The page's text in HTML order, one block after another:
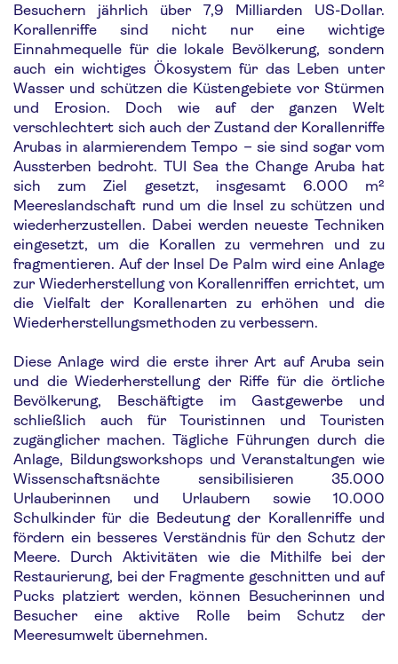
Besuchern jährlich über 7,9 Milliarden US-Dollar.
Korallenriffe sind nicht nur eine wichtige
Einnahmequelle für die lokale Bevölkerung, sondern
auch ein wichtiges Ökosystem für das Leben unter
Wasser und schützen die Küstengebiete vor Stürmen
und Erosion. Doch wie auf der ganzen Welt
verschlechtert sich auch der Zustand der Korallenriffe
Arubas in alarmierendem Tempo – sie sind sogar vom
Aussterben bedroht. TUI Sea the Change Aruba hat
sich zum Ziel gesetzt, insgesamt 6.000 m²
Meereslandschaft rund um die Insel zu schützen und
wiederherzustellen. Dabei werden neueste Techniken
eingesetzt, um die Korallen zu vermehren und zu
fragmentieren. Auf der Insel De Palm wird eine Anlage
zur Wiederherstellung von Korallenriffen errichtet, um
die Vielfalt der Korallenarten zu erhöhen und die
Wiederherstellungsmethoden zu verbessern.
Diese Anlage wird die erste ihrer Art auf Aruba sein
und die Wiederherstellung der Riffe für die örtliche
Bevölkerung, Beschäftigte im Gastgewerbe und
schließlich auch für Touristinnen und Touristen
zugänglicher machen. Tägliche Führungen durch die
Anlage, Bildungsworkshops und Veranstaltungen wie
Wissenschaftsnächte sensibilisieren 35.000
Urlauberinnen und Urlaubern sowie 10.000
Schulkinder für die Bedeutung der Korallenriffe und
fördern ein besseres Verständnis für den Schutz der
Meere. Durch Aktivitäten wie die Mithilfe bei der
Restaurierung, bei der Fragmente geschnitten und auf
Pucks platziert werden, können Besucherinnen und
Besucher eine aktive Rolle beim Schutz der
Meeresumwelt übernehmen.